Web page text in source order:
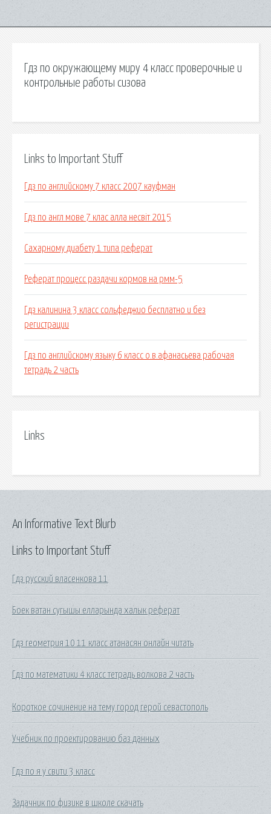
Гдз по окружающему миру 4 класс проверочные и
контрольные работы сизова
Links to Important Stuff
Гдз по английскому 7 класс 2007 кауфман
Гдз по англ мове 7 клас алла несвіт 2015
Сахарному диабету 1 типа реферат
Реферат процесс раздачи кормов на рмм-5
Гдз калинина 3 класс сольфеджио бесплатно и без
регистрации
Гдз по английскому языку 6 класс о.в.афанасьева рабочая
тетрадь 2 часть
Links
Links to Important Stuff
Гдз русский власенкова 11
Боек ватан сугышы елларында халык реферат
Гдз геометрия 10 11 класс атанасян онлайн читать
Гдз по математики 4 класс тетрадь волкова 2 часть
Короткое сочинение на тему город герой севастополь
Учебник по проектированию баз данных
Гдз по я у свити 3 класс
Задачник по физике в школе скачать
An Informative Text Blurb